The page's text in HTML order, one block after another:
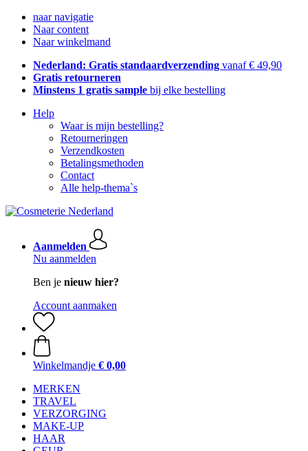
naar navigatie
Naar content
Naar winkelmand
Nederland: Gratis standaardverzending vanaf € 49,90
Gratis retourneren
Minstens 1 gratis sample bij elke bestelling
Help
Waar is mijn bestelling?
Retourneringen
Verzendkosten
Betalingsmethoden
Contact
Alle help-thema`s
Aanmelden
Nu aanmelden
Ben je nieuw hier?
Account aanmaken
Winkelmandje € 0,00
MERKEN
TRAVEL
VERZORGING
MAKE-UP
HAAR